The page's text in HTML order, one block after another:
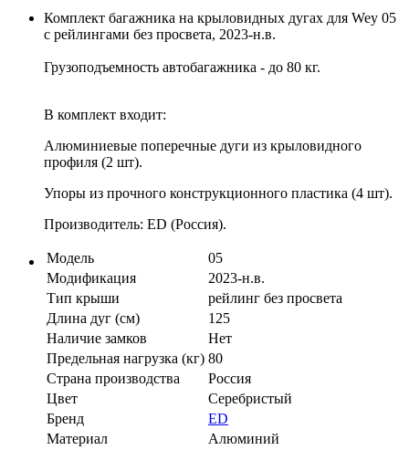
Комплект багажника на крыловидных дугах для Wey 05
с рейлингами без просвета, 2023-н.в.
Грузоподъемность автобагажника - до 80 кг.
В комплект входит:
Алюминиевые поперечные дуги из крыловидного
профиля (2 шт).
Упоры из прочного конструкционного пластика (4 шт).
Производитель: ED (Россия).
Модель
05
Модификация
2023-н.в.
Тип крыши
рейлинг без просвета
Длина дуг (см)
125
Наличие замков
Нет
Предельная нагрузка (кг) 80
Страна производства
Россия
Цвет
Серебристый
Бренд
ED
Материал
Алюминий